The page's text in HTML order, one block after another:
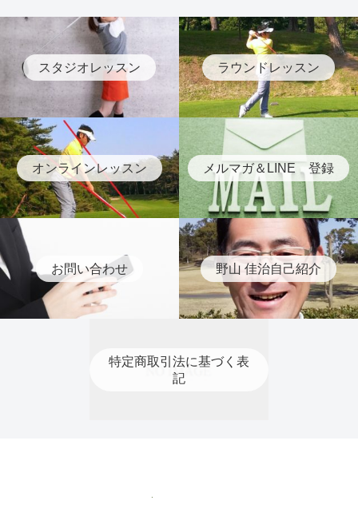
スタジオレッスン ラウンドレッスン
オンラインレッスン メルマガ＆LINE 登録
お問い合わせ 野山 佳治自己紹介
特定商取引法に基づく表
記